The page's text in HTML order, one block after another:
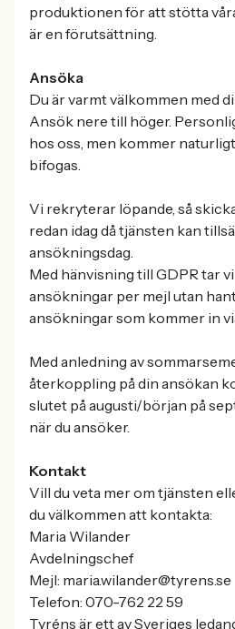
produktionen för att stötta
är en förutsättning.
Ansöka
Du är varmt välkommen med
Ansök nere till höger.
hos oss, men kommer
bifogas.
Vi rekryterar löpande, så
redan idag då tjänsten kan
ansökningsdag.
Med hänvisning till GDPR tar
ansökningar per mejl utan
ansökningar som kommer in
Med anledning av
återkoppling på din ansökan
slutet på augusti/början på
när du ansöker.
Kontakt
Vill du veta mer om tjänsten
du välkommen att kontakta:
Maria Wilander
Avdelningschef
Mejl: maria.wilander@tyrens.se
Telefon: 070-762 22 59
Tyréns är ett av Sveriges